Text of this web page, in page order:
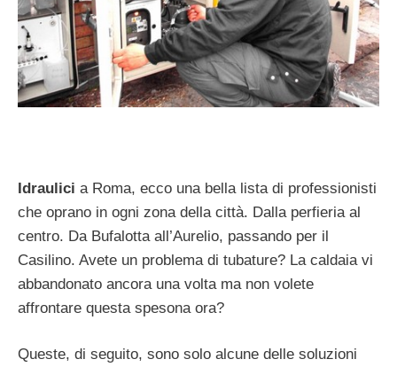
Idraulici a Roma, ecco una bella lista di professionisti
che oprano in ogni zona della città. Dalla perfieria al
centro. Da Bufalotta all’Aurelio, passando per il
Casilino. Avete un problema di tubature? La caldaia vi
abbandonato ancora una volta ma non volete
affrontare questa spesona ora?
Queste, di seguito, sono solo alcune delle soluzioni